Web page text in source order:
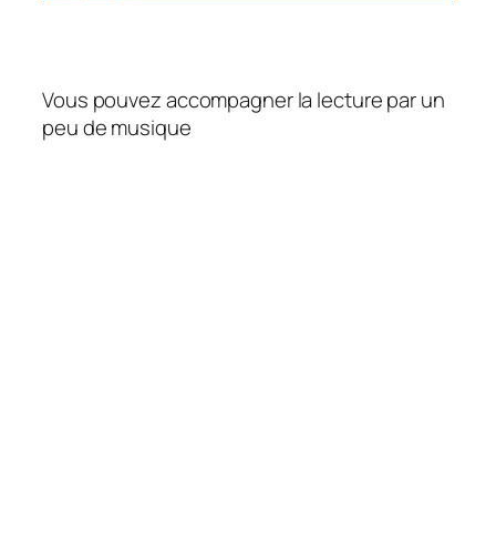
Vous pouvez accompagner la lecture par un
peu de musique